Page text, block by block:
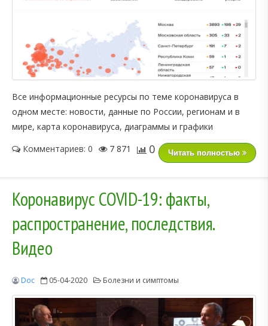
Все информационные ресурсы по теме коронавируса в
одном месте: новости, данные по России, регионам и в
мире, карта коронавируса, диаграммы и графики
Читать полностью
Комментариев: 0 7 871 0
Коронавирус COVID-19: факты,
распространение, последствия.
Видео
Doc 05-04-2020 Болезни и симптомы